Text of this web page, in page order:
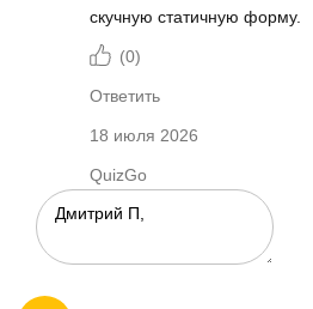
скучную статичную форму.
(0)
Ответить
18 июля 2026
QuizGo